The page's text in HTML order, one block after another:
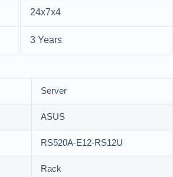
24x7x4
3 Years
Server
ASUS
RS520A-E12-RS12U
Rack